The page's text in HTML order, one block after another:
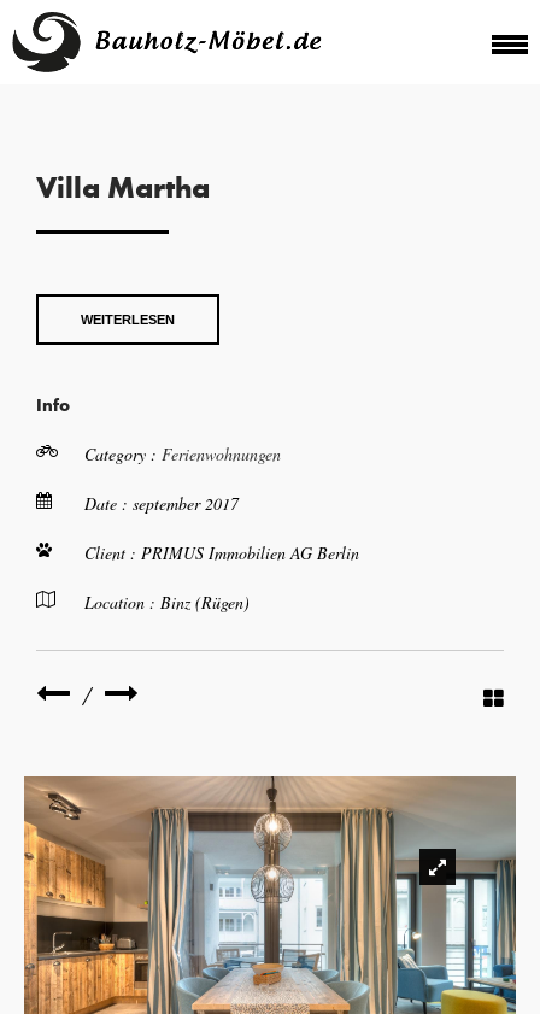
Villa Martha
WEITERLESEN
Info
Category : Ferienwohnungen
Date : september 2017
Client : PRIMUS Immobilien AG Berlin
Location : Binz (Rügen)
/